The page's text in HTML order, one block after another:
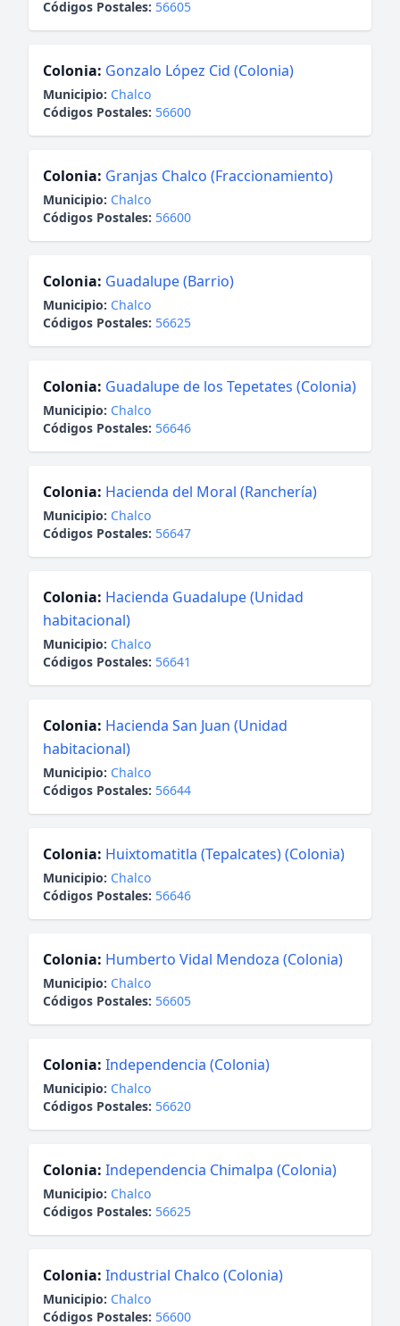
Códigos Postales: 56605
Colonia: Gonzalo López Cid (Colonia)
Municipio: Chalco
Códigos Postales: 56600
Colonia: Granjas Chalco (Fraccionamiento)
Municipio: Chalco
Códigos Postales: 56600
Colonia: Guadalupe (Barrio)
Municipio: Chalco
Códigos Postales: 56625
Colonia: Guadalupe de los Tepetates (Colonia)
Municipio: Chalco
Códigos Postales: 56646
Colonia: Hacienda del Moral (Ranchería)
Municipio: Chalco
Códigos Postales: 56647
Colonia: Hacienda Guadalupe (Unidad
habitacional)
Municipio: Chalco
Códigos Postales: 56641
Colonia: Hacienda San Juan (Unidad
habitacional)
Municipio: Chalco
Códigos Postales: 56644
Colonia: Huixtomatitla (Tepalcates) (Colonia)
Municipio: Chalco
Códigos Postales: 56646
Colonia: Humberto Vidal Mendoza (Colonia)
Municipio: Chalco
Códigos Postales: 56605
Colonia: Independencia (Colonia)
Municipio: Chalco
Códigos Postales: 56620
Colonia: Independencia Chimalpa (Colonia)
Municipio: Chalco
Códigos Postales: 56625
Colonia: Industrial Chalco (Colonia)
Municipio: Chalco
Códigos Postales: 56600